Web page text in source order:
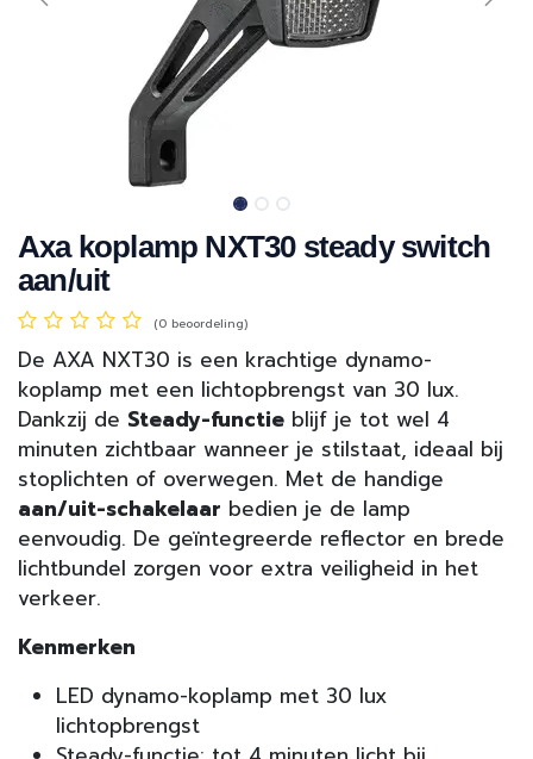
Axa koplamp NXT30 steady switch
aan/uit
(0 beoordeling)
De AXA NXT30 is een krachtige dynamo-
koplamp met een lichtopbrengst van 30 lux.
Dankzij de Steady-functie blijf je tot wel 4
minuten zichtbaar wanneer je stilstaat, ideaal bij
stoplichten of overwegen. Met de handige
aan/uit-schakelaar bedien je de lamp
eenvoudig. De geïntegreerde reflector en brede
lichtbundel zorgen voor extra veiligheid in het
verkeer.
Kenmerken
LED dynamo-koplamp met 30 lux
lichtopbrengst